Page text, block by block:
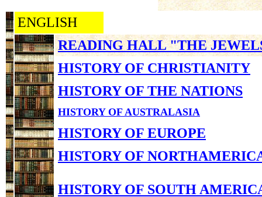
ENGLISH
READING HALL "THE
HISTORY OF CHRISTIANITY
HISTORY OF THE NATIONS
HISTORY OF AUSTRALASIA
HISTORY OF EUROPE
HISTORY OF
HISTORY OF SOUTH